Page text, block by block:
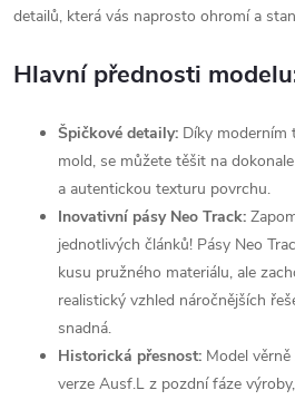
detailů, která vás naprosto ohromí a
Hlavní přednosti
Špičkové detaily: Díky moderním
mold, se můžete těšit na
a autentickou texturu povrchu.
Inovativní pásy Neo Track:
jednotlivých článků! Pásy Neo
kusu pružného materiálu, ale
realistický vzhled náročnějších
snadná.
Historická přesnost: Model
verze Ausf.L z pozdní fáze